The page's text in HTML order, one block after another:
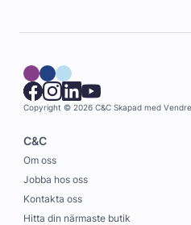
Copyright © 2026 C&C Skapad med Vendre
C&C
Om oss
Jobba hos oss
Kontakta oss
Hitta din närmaste butik